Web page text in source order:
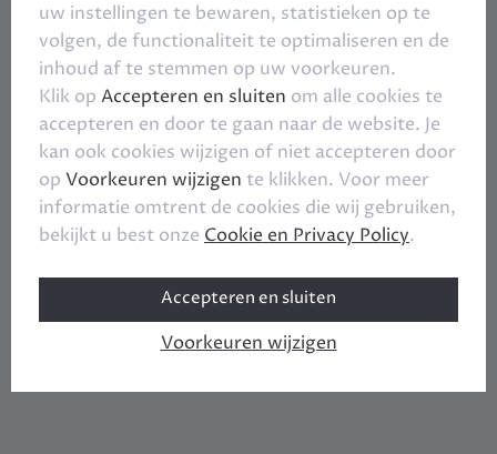
uw instellingen te bewaren, statistieken op te
volgen, de functionaliteit te optimaliseren en de
inhoud af te stemmen op uw voorkeuren.
Klik op Accepteren en sluiten om alle cookies te
accepteren en door te gaan naar de website. Je
kan ook cookies wijzigen of niet accepteren door
op Voorkeuren wijzigen te klikken. Voor meer
informatie omtrent de cookies die wij gebruiken,
bekijkt u best onze Cookie en Privacy Policy.
Accepteren en sluiten
Voorkeuren wijzigen